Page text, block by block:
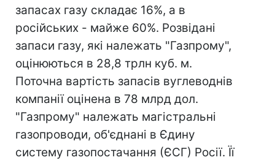
запасах газу складає 16%, а в
російських - майже 60%. Розвідані
запаси газу, які належать "Газпрому",
оцінюються в 28,8 трлн куб. м.
Поточна вартість запасів вуглеводнів
компанії оцінена в 78 млрд дол.
"Газпрому" належать магістральні
газопроводи, об'єднані в Єдину
систему газопостачання (ЄСГ) Росії. Її